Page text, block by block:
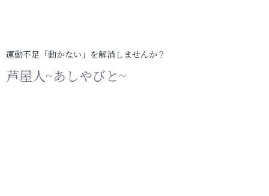
運動不足「動かない」を解消しませんか？
芦屋人~あしやびと~